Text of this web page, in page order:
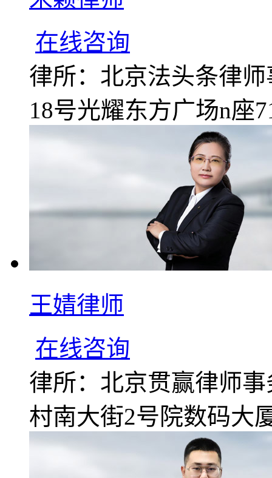
在线咨询
律所：北京法头条律
18号光耀东方广场n座
王婧律师
在线咨询
律所：北京贯赢律师事
村南大街2号院数码大